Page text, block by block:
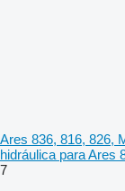
Ares 836, 816, 826,
hidráulica para Ares
7